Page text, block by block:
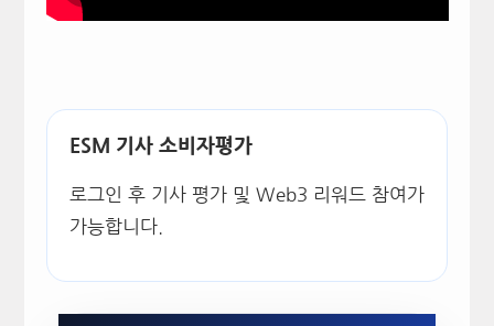
ESM 기사 소비자평가
로그인 후 기사 평가 및 Web3 리워드 참여가
가능합니다.